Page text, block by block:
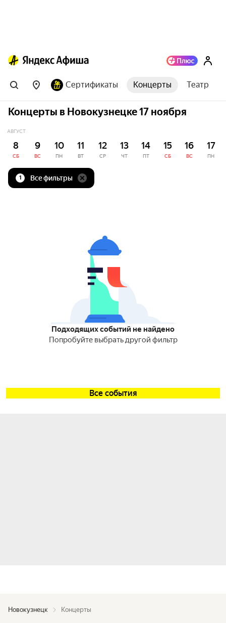
Сертификаты Концерты Театр
Концерты в Новокузнецке 17 ноября
АВГУСТ
8
СБ
9
ВС
10
ПН
11
ВТ
12
СР
13
ЧТ
14
ПТ
15
СБ
16
ВС
17
ПН
1 Все фильтры
Подходящих событий не найдено
Попробуйте выбрать другой фильтр
Все события
Новокузнецк Концерты